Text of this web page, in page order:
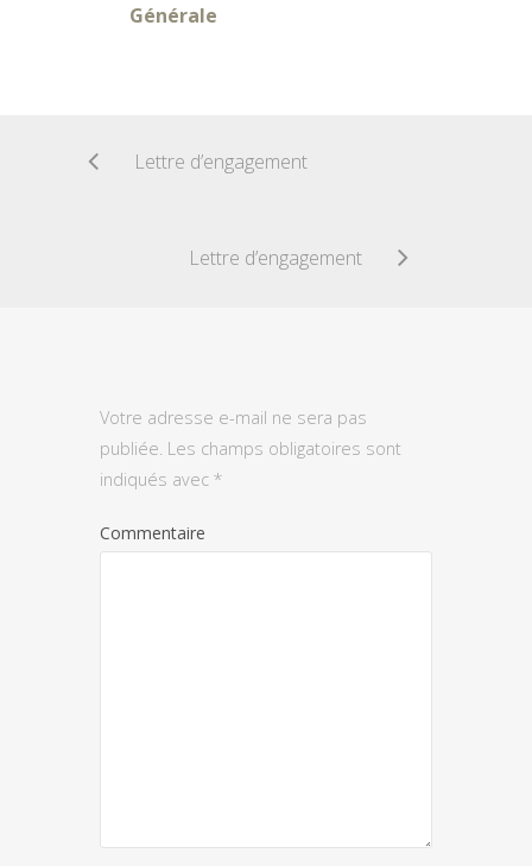
Générale
Lettre d’engagement
Lettre d’engagement
Votre adresse e-mail ne sera pas
publiée. Les champs obligatoires sont
indiqués avec *
Commentaire